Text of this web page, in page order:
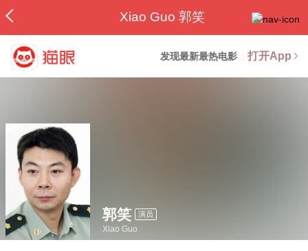
Xiao Guo 郭笑
发现最新最热电影 打开App
郭笑 演员
Xiao Guo